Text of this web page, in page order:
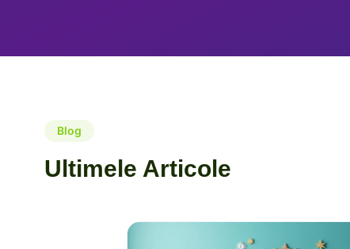
Blog
Ultimele Articole